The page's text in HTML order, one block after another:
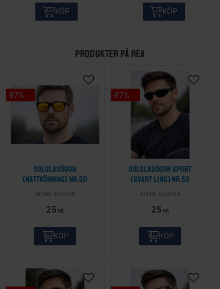
KÖP KÖP
PRODUKTER PÅ REA
Solglasögon
(nattkörning) nr.50
solnr50
25 KR
87%
KÖP
Solglasögon sport
(svart lins) nr.53
solnr53
25 KR
87%
KÖP